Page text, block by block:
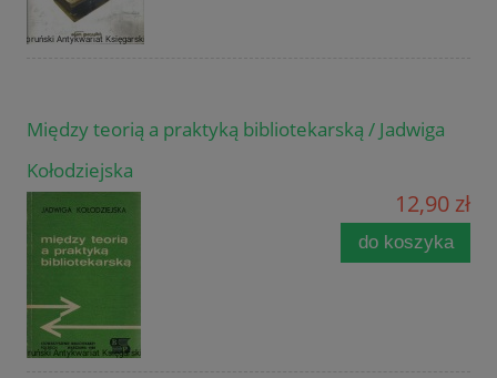
Między teorią a praktyką bibliotekarską / Jadwiga
Kołodziejska
12,90 zł
do koszyka